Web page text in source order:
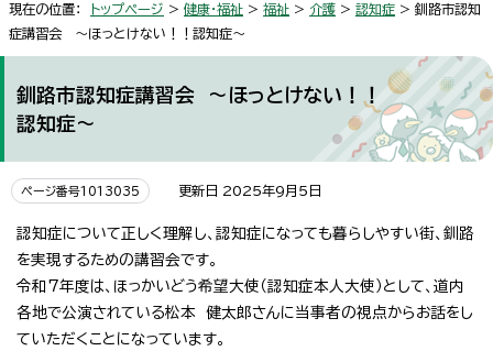
現在の位置： トップページ > 健康・福祉 > 福祉 > 介護 > 認知症 > 釧路市認知
症講習会 ～ほっとけない！！認知症～
釧路市認知症講習会 ～ほっとけない！！
認知症～
ページ番号1013035 更新日 2025年9月5日
認知症について正しく理解し、認知症になっても暮らしやすい街、釧路
を実現するための講習会です。
令和7年度は、ほっかいどう希望大使（認知症本人大使）として、道内
各地で公演されている松本 健太郎さんに当事者の視点からお話をし
ていただくことになっています。